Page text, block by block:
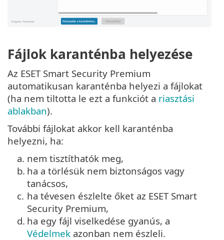
Fájlok karanténba helyezése
Az ESET Smart Security Premium
automatikusan karanténba helyezi a fájlokat
(ha nem tiltotta le ezt a funkciót a riasztási
ablakban).
További fájlokat akkor kell karanténba
helyezni, ha:
a. nem tisztíthatók meg,
b. ha a törlésük nem biztonságos vagy
tanácsos,
c. ha tévesen észlelte őket az ESET Smart
Security Premium,
d. ha egy fájl viselkedése gyanús, a
Védelmek azonban nem észleli.